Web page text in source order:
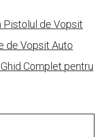
Pistolul de Vopsit
de Vopsit Auto
Complet pentru